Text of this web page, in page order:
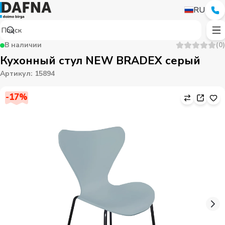
RU
-17%
В наличии (0)
Кухонный стул NEW BRADEX серый
Артикул: 15894